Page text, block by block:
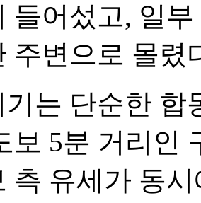
들어섰고, 일
주변으로 몰렸
기는 단순한 합
보 5분 거리인
측 유세가 동